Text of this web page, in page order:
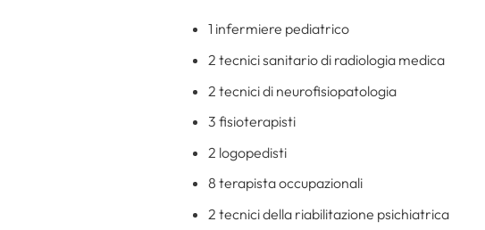
1 infermiere pediatrico
2 tecnici sanitario di radiologia medica
2 tecnici di neurofisiopatologia
3 fisioterapisti
2 logopedisti
8 terapista occupazionali
2 tecnici della riabilitazione psichiatrica